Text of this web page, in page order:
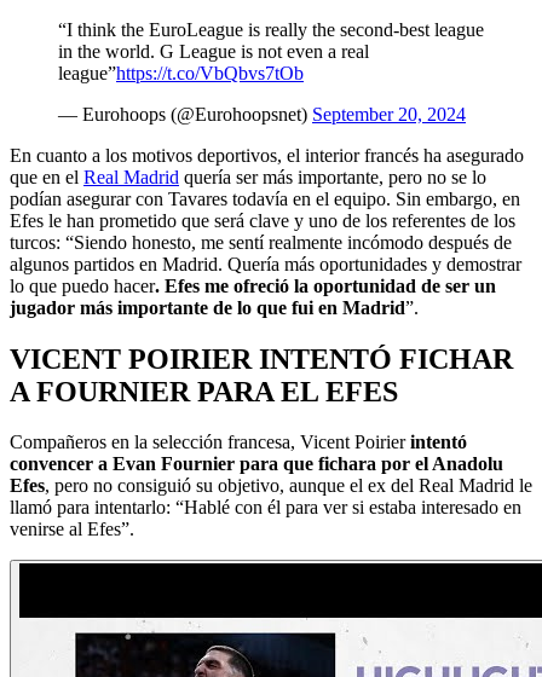
“I think the EuroLeague is really the second-best league
in the world. G League is not even a real
league”https://t.co/VbQbvs7tOb
— Eurohoops (@Eurohoopsnet) September 20, 2024
En cuanto a los motivos deportivos, el interior francés ha asegurado
que en el Real Madrid quería ser más importante, pero no se lo
podían asegurar con Tavares todavía en el equipo. Sin embargo, en
Efes le han prometido que será clave y uno de los referentes de los
turcos: “Siendo honesto, me sentí realmente incómodo después de
algunos partidos en Madrid. Quería más oportunidades y demostrar
lo que puedo hacer. Efes me ofreció la oportunidad de ser un
jugador más importante de lo que fui en Madrid”.
VICENT POIRIER INTENTÓ FICHAR
A FOURNIER PARA EL EFES
Compañeros en la selección francesa, Vicent Poirierintentó
convencer a Evan Fournier para que fichara por el Anadolu
Efes, pero no consiguió su objetivo, aunque el ex del Real Madrid le
llamó para intentarlo: “Hablé con él para ver si estaba interesado en
venirse al Efes”.